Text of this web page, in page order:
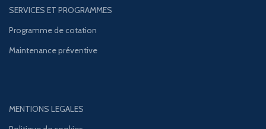
SERVICES ET PROGRAMMES
Programme de cotation
Maintenance préventive
MENTIONS LEGALES